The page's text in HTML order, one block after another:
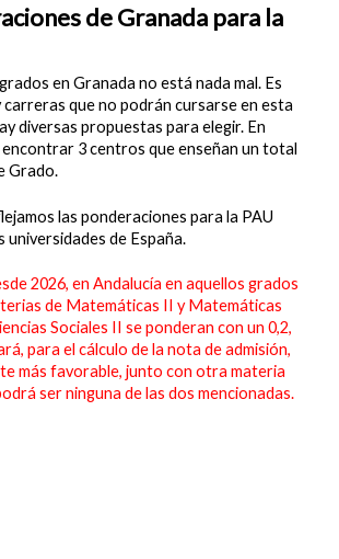
de Granada para la
en Granada no está nada mal. Es
carreras que no podrán cursarse en esta
diversas propuestas para elegir. En
3 centros que enseñan un total
Grado.
las ponderaciones para la PAU
universidades de España.
2026, en Andalucía en aquellos grados
de Matemáticas II y Matemáticas
Sociales II se ponderan con un 0,2,
para el cálculo de la nota de admisión,
más favorable, junto con otra materia
ser ninguna de las dos mencionadas.